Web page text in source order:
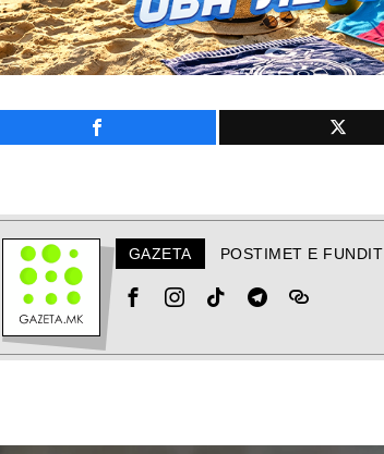
GAZETA POSTIMET E FUNDIT